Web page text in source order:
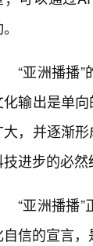
“亚洲播播
化输出是单
大，并逐渐
技进步的必
“亚洲播播
自信的宣言